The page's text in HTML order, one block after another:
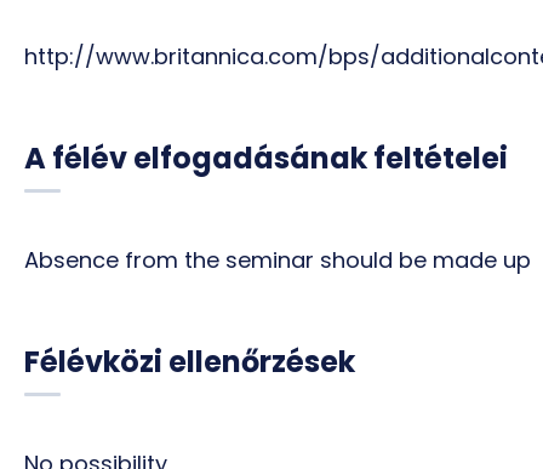
http://www.britannica.com/bps/
A félév elfogadásának feltételei
Absence from the seminar should be made up
Félévközi ellenőrzések